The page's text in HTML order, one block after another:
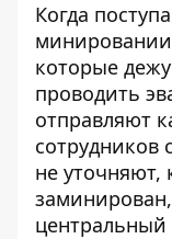
Когда
которые
проводить
отправляют
сотрудников
не уточняют,